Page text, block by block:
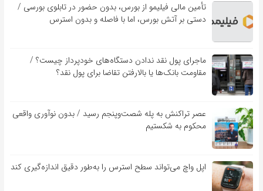
تأمین مالی فیلیمو از بورس، بدون حضور در تابلوی بورسی /
دستی بر آتش بورس، اما با فاصله و بدون استرس
ماجرای پول نقد ندادن دستگاه‌های خودپرداز چیست؟ /
مقاومت بانک‌ها یا بالارفتن تقاضا برای پول نقد؟
عصر تراکنش به پله شصت‌وپنجم رسید / بدون نوآوری واقعی
محکوم به شکستیم
اپل واچ می‌تواند سطح استرس را به‌طور دقیق اندازه‌گیری کند